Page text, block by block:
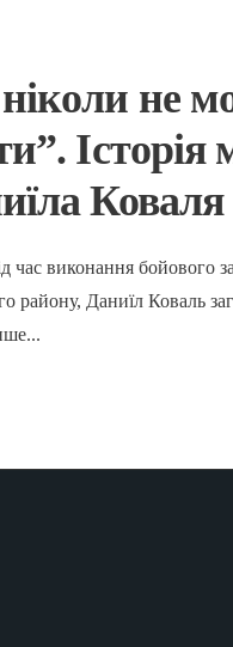
не
Історія
Коваля
час виконання бойового
району, Даниїл Коваль
...